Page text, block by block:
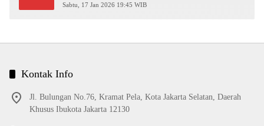
Sabtu, 17 Jan 2026 19:45 WIB
Kontak Info
Jl. Bulungan No.76, Kramat Pela, Kota Jakarta Selatan, Daerah
Khusus Ibukota Jakarta 12130